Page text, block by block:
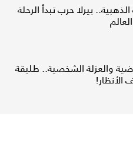
بيرلا حرب تبدأ الرحلة
والعزلة الشخصية.. طليقة